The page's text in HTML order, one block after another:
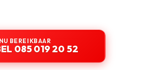
BEREIKBAAR
085 019 20 52